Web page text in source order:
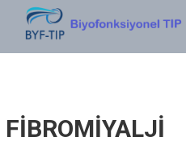
BIYOFONKSIYONEL TIP
Dr. Yasin SERT
FİBROMİYALJİ